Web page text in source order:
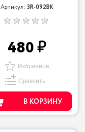
Артикул: 3R-092BK
480
Избранное
Сравнить
В КОРЗИНУ